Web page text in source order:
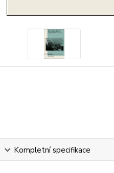
Kompletní specifikace